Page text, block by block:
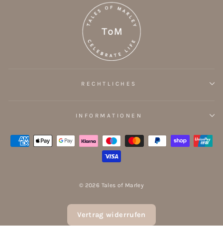
RECHTLICHES
INFORMATIONEN
© 2026 Tales of Marley
Vertrag widerrufen